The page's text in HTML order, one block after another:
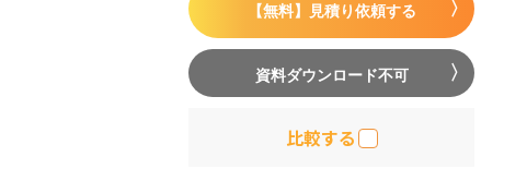
【無料】見積り依頼する
資料ダウンロード不可
比較する